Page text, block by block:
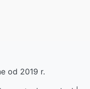
od 2019 r.